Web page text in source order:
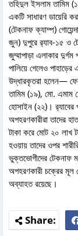
তহিদুল ইসলাম তামিম
একটি সাধারণ ডায়েরি
(টেকনাফ ক্যাম্প)
জুন) দুপুরে র‍্যাব-১৫ ও
জুম্মাপাড়া এলাকার
পালিয়ে গেলেও
উদ্ধারকৃতরা হলেন—
তামিম (১৯), মো. এমাম
হোসাইন (২২)। র‍্যাবের
অপহরণকারীরা তাদের
টাকা করে মোট ২০ লাখ
হওয়ায় তাদের ওপর
ভুক্তভোগীদের টেকনাফ
অপহরণকারী চক্রের মূল
অব্যাহত রয়েছে।